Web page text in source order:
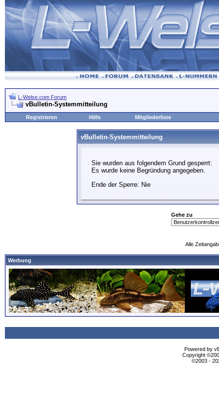
L-Welse.com Forum
vBulletin-Systemmitteilung
Registrieren Hilfe Mitgliederliste
vBulletin-Systemmitteilung
Sie wurden aus folgendem Grund gesperrt:
Es wurde keine Begründung angegeben.
Ende der Sperre: Nie
Gehe zu
Alle
Werbung
Powered by
Copyright
©2003 -